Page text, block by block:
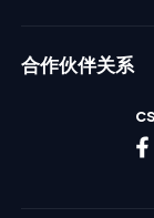
合作伙伴关系